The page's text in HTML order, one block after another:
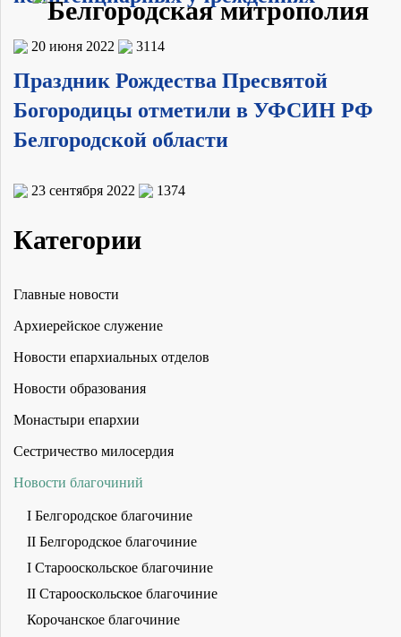
20 июня 2022 3114
Праздник Рождества Пресвятой
Богородицы отметили в УФСИН РФ
Белгородской области
23 сентября 2022 1374
Категории
Главные новости
Архиерейское служение
Новости епархиальных отделов
Новости образования
Монастыри епархии
Сестричество милосердия
Новости благочиний
I Белгородское благочиние
II Белгородское благочиние
I Старооскольское благочиние
II Старооскольское благочиние
Корочанское благочиние